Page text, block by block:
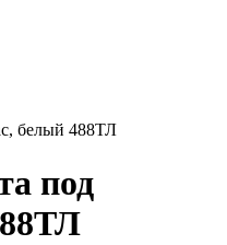
белый 488ТЛ
под